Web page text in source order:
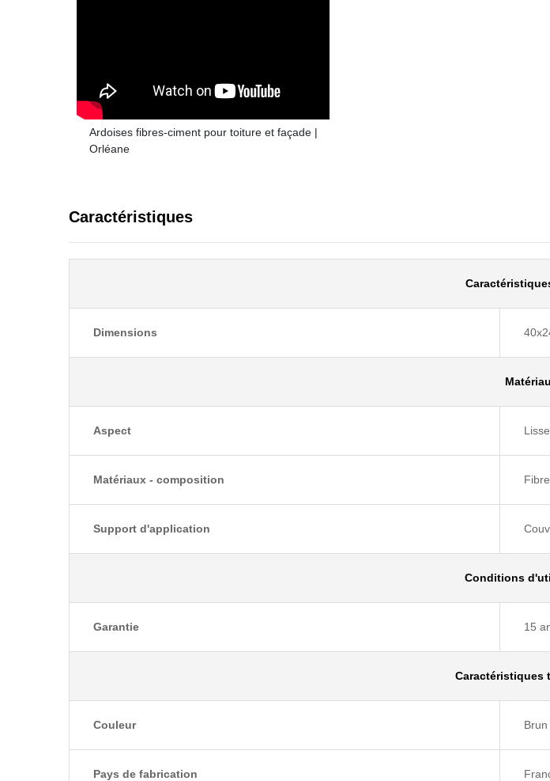
Ardoises fibres-ciment pour toiture et façade |
Orléane
Caractéristiques
Dimensions
Aspect Lisse
Matériaux - composition
Support d'application
Conditions
Garantie 15
Caractéristiques
Couleur
Pays de fabrication